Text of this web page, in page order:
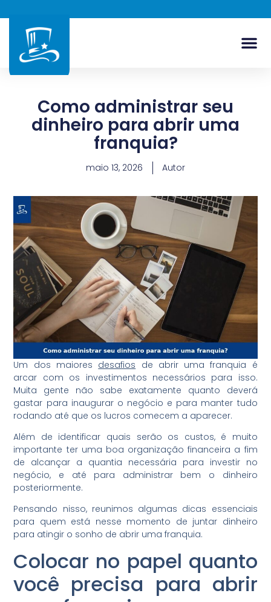
Como administrar seu
dinheiro para abrir uma
franquia?
maio 13, 2026 Autor
Um dos maiores desafios de abrir uma franquia é
arcar com os investimentos necessários para isso.
Muita gente não sabe exatamente quanto deverá
gastar para inaugurar o negócio e para manter tudo
rodando até que os lucros comecem a aparecer.
Além de identificar quais serão os custos, é muito
importante ter uma boa organização financeira a fim
de alcançar a quantia necessária para investir no
negócio, e até para administrar bem o dinheiro
posteriormente.
Pensando nisso, reunimos algumas dicas essenciais
para quem está nesse momento de juntar dinheiro
para atingir o sonho de abrir uma franquia.
Colocar no papel quanto
você precisa para abrir